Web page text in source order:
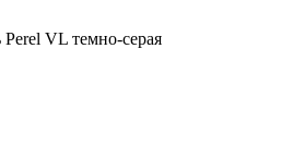
VL темно-серая